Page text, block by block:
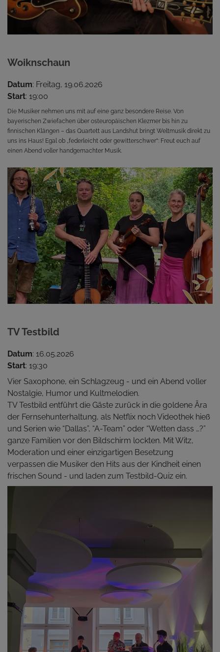
Woiknschaun
Datum: Freitag, 19.06.2026
Start: 19:00
Die Musiker nehmen uns mit auf eine ganz besondere Reise. Von
bayerischen Zwiefachen über osteuropäischen Klezmer bis hin zu
finnischen Klängen – das Quartett aus Landshut bringt Weltmusik direkt zu
uns ins Haus! Egal ob „federleicht oder gewitterschwer“: Freut euch auf
einen Abend voller handgemachter Musik.
TV Testbild
Datum: 16.05.2026
Start: 19:30
Vier Saxophone, ein Schlagzeug - und ein Abend voller
Nostalgie, Humor und Kultmelodien.
TV Testbild entführt die Gäste zurück in die goldene Ära
der Fernsehunterhaltung, als Netflix noch Videothek hieß
und Serien wie “Dallas”, “A-Team” oder “Wetten dass …?”
ganze Familien vor den Bildschirm lockten. Mit Witz,
Moderation und einer einzigartigen Besetzung
verpassen die Musiker den Hits aus der Kindheit einen
frischen Sound - und laden zum Testbild-Quiz ein.